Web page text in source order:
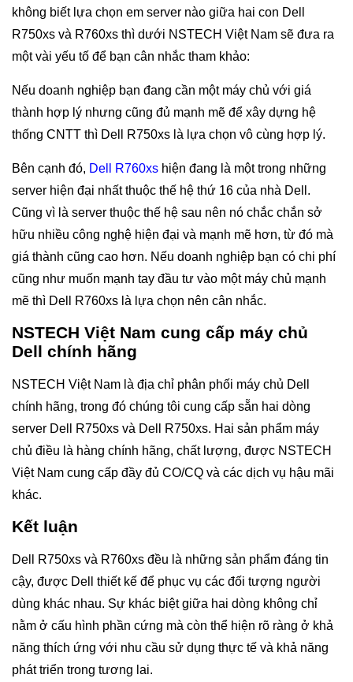
không biết lựa chọn em server nào giữa hai con Dell
R750xs và R760xs thì dưới NSTECH Việt Nam sẽ đưa ra
một vài yếu tố để bạn cân nhắc tham khảo:
Nếu doanh nghiệp bạn đang cần một máy chủ với giá
thành hợp lý nhưng cũng đủ mạnh mẽ để xây dựng hệ
thống CNTT thì Dell R750xs là lựa chọn vô cùng hợp lý.
Bên cạnh đó, Dell R760xs hiện đang là một trong những
server hiện đại nhất thuộc thế hệ thứ 16 của nhà Dell.
Cũng vì là server thuộc thế hệ sau nên nó chắc chắn sở
hữu nhiều công nghệ hiện đại và mạnh mẽ hơn, từ đó mà
giá thành cũng cao hơn. Nếu doanh nghiệp bạn có chi phí
cũng như muốn mạnh tay đầu tư vào một máy chủ mạnh
mẽ thì Dell R760xs là lựa chọn nên cân nhắc.
NSTECH Việt Nam cung cấp máy chủ
Dell chính hãng
NSTECH Việt Nam là địa chỉ phân phối máy chủ Dell
chính hãng, trong đó chúng tôi cung cấp sẵn hai dòng
server Dell R750xs và Dell R750xs. Hai sản phẩm máy
chủ điều là hàng chính hãng, chất lượng, được NSTECH
Việt Nam cung cấp đầy đủ CO/CQ và các dịch vụ hậu mãi
khác.
Kết luận
Dell R750xs và R760xs đều là những sản phẩm đáng tin
cậy, được Dell thiết kế để phục vụ các đối tượng người
dùng khác nhau. Sự khác biệt giữa hai dòng không chỉ
nằm ở cấu hình phần cứng mà còn thể hiện rõ ràng ở khả
năng thích ứng với nhu cầu sử dụng thực tế và khả năng
phát triển trong tương lai.